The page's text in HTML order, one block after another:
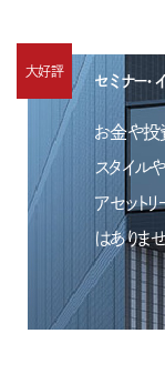
大好評
セミナー・
お金や投
スタイル
アセット
はありま